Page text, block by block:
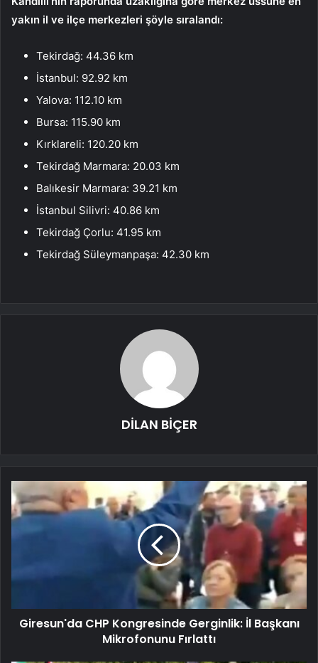
yakın il ve ilçe merkezleri şöyle sıralandı:
Tekirdağ: 44.36 km
İstanbul: 92.92 km
Yalova: 112.10 km
Bursa: 115.90 km
Kırklareli: 120.20 km
Tekirdağ Marmara: 20.03 km
Balıkesir Marmara: 39.21 km
İstanbul Silivri: 40.86 km
Tekirdağ Çorlu: 41.95 km
Tekirdağ Süleymanpaşa: 42.30 km
DİLAN BİÇER
Giresun'da CHP Kongresinde Gerginlik: İl Başkanı
Mikrofonunu Fırlattı